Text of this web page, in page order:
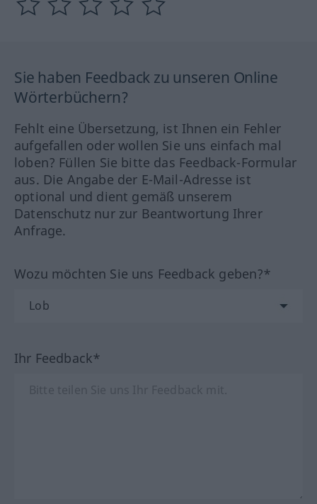
Sie haben Feedback zu unseren Online
Wörterbüchern?
Fehlt eine Übersetzung, ist Ihnen ein Fehler
aufgefallen oder wollen Sie uns einfach mal
loben? Füllen Sie bitte das Feedback-Formular
aus. Die Angabe der E-Mail-Adresse ist
optional und dient gemäß unserem
Datenschutz nur zur Beantwortung Ihrer
Anfrage.
Wozu möchten Sie uns Feedback geben?*
Ihr Feedback*